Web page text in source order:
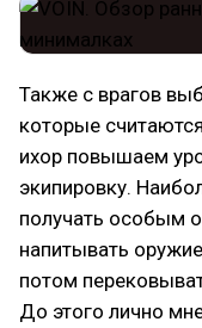
Также с врагов
которые
ихор повышаем
экипировку.
получать особым
напитывать
потом
До этого лично